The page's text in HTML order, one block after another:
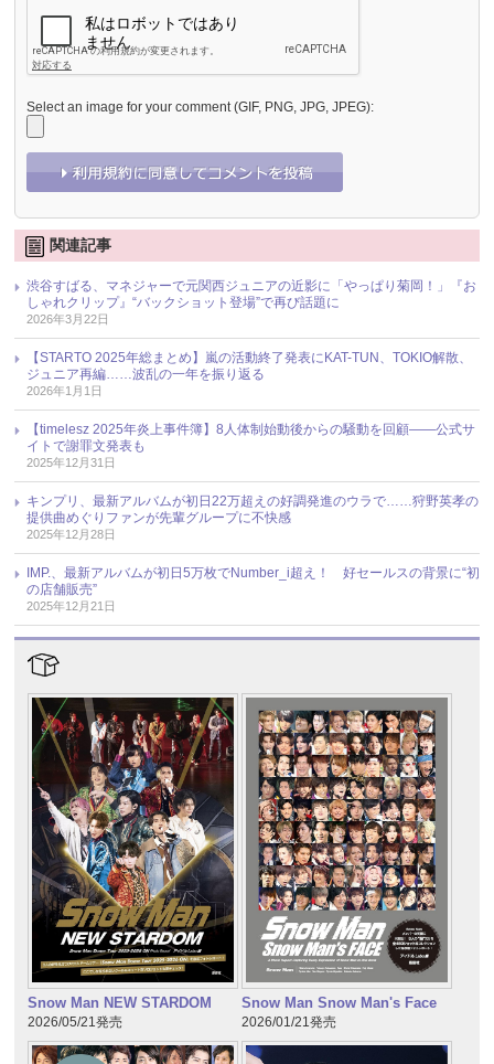
Select an image for your comment (GIF, PNG, JPG, JPEG):
関連記事
渋谷すばる、マネジャーで元関西ジュニアの近影に「やっぱり菊岡！」『お
しゃれクリップ』“バックショット登場”で再び話題に
2026年3月22日
【STARTO 2025年総まとめ】嵐の活動終了発表にKAT-TUN、TOKIO解散、
ジュニア再編……波乱の一年を振り返る
2026年1月1日
【timelesz 2025年炎上事件簿】8人体制始動後からの騒動を回顧――公式サ
イトで謝罪文発表も
2025年12月31日
キンプリ、最新アルバムが初日22万超えの好調発進のウラで……狩野英孝の
提供曲めぐりファンが先輩グループに不快感
2025年12月28日
IMP.、最新アルバムが初日5万枚でNumber_i超え！ 好セールスの背景に“初
の店舗販売”
2025年12月21日
Snow Man NEW STARDOM
2026/05/21発売
Snow Man Snow Man's Face
2026/01/21発売